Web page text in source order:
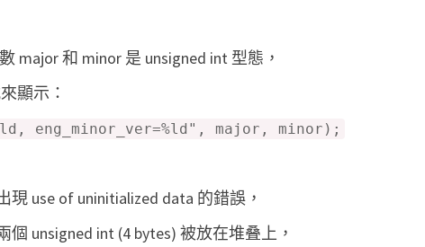
a
i
d
v
major 和 minor 是 unsigned int 型態，
顯示：
eng_minor_ver=%ld", major, minor);
use of uninitialized data 的錯誤，
unsigned int (4 bytes) 被放在堆叠上，